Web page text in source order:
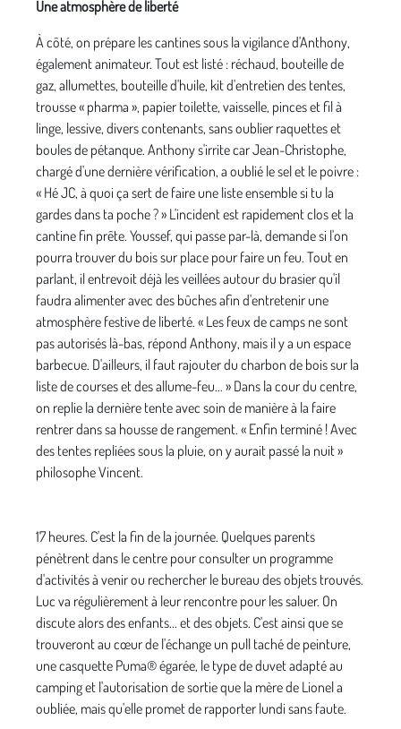
Une atmosphère de liberté
À côté, on prépare les cantines sous la vigilance d'Anthony,
également animateur. Tout est listé : réchaud, bouteille de
gaz, allumettes, bouteille d'huile, kit d'entretien des tentes,
trousse « pharma », papier toilette, vaisselle, pinces et fil à
linge, lessive, divers contenants, sans oublier raquettes et
boules de pétanque. Anthony s'irrite car Jean-Christophe,
chargé d'une dernière vérification, a oublié le sel et le poivre :
« Hé JC, à quoi ça sert de faire une liste ensemble si tu la
gardes dans ta poche ? » L'incident est rapidement clos et la
cantine fin prête. Youssef, qui passe par-là, demande si l'on
pourra trouver du bois sur place pour faire un feu. Tout en
parlant, il entrevoit déjà les veillées autour du brasier qu'il
faudra alimenter avec des bûches afin d'entretenir une
atmosphère festive de liberté. « Les feux de camps ne sont
pas autorisés là-bas, répond Anthony, mais il y a un espace
barbecue. D'ailleurs, il faut rajouter du charbon de bois sur la
liste de courses et des allume-feu... » Dans la cour du centre,
on replie la dernière tente avec soin de manière à la faire
rentrer dans sa housse de rangement. « Enfin terminé ! Avec
des tentes repliées sous la pluie, on y aurait passé la nuit »
philosophe Vincent.
17 heures. C'est la fin de la journée. Quelques parents
pénètrent dans le centre pour consulter un programme
d'activités à venir ou rechercher le bureau des objets trouvés.
Luc va régulièrement à leur rencontre pour les saluer. On
discute alors des enfants... et des objets. C'est ainsi que se
trouveront au cœur de l'échange un pull taché de peinture,
une casquette Puma® égarée, le type de duvet adapté au
camping et l'autorisation de sortie que la mère de Lionel a
oubliée, mais qu'elle promet de rapporter lundi sans faute.